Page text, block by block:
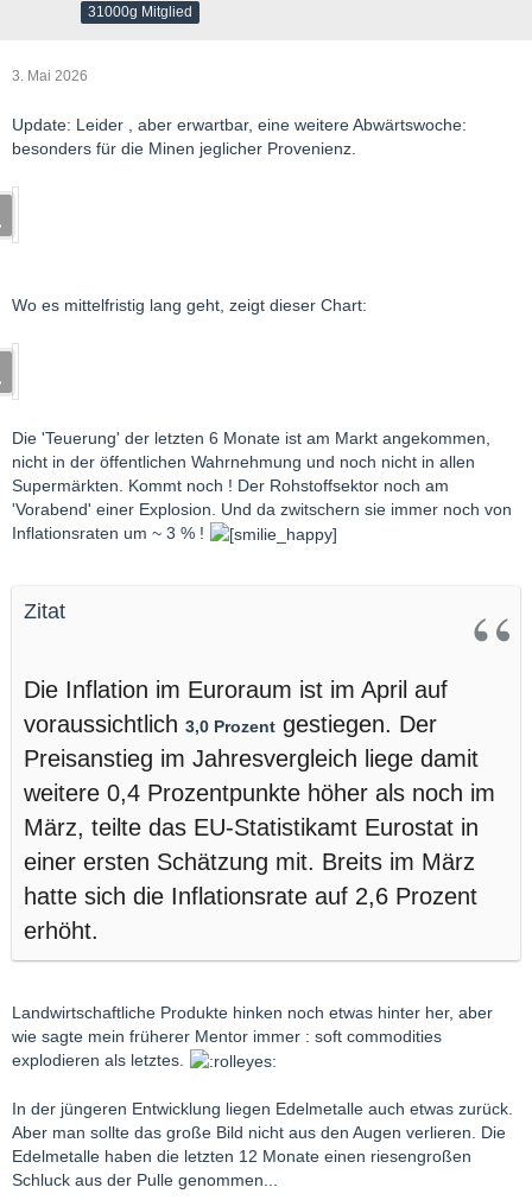
31000g Mitglied
3. Mai 2026
Update: Leider , aber erwartbar, eine weitere Abwärtswoche:
besonders für die Minen jeglicher Provenienz.
Wo es mittelfristig lang geht, zeigt dieser Chart:
Die 'Teuerung' der letzten 6 Monate ist am Markt angekommen,
nicht in der öffentlichen Wahrnehmung und noch nicht in allen
Supermärkten. Kommt noch ! Der Rohstoffsektor noch am
'Vorabend' einer Explosion. Und da zwitschern sie immer noch von
Inflationsraten um ~ 3 % !
Zitat
Die Inflation im Euroraum ist im April auf
voraussichtlich 3,0 Prozent gestiegen. Der
Preisanstieg im Jahresvergleich liege damit
weitere 0,4 Prozentpunkte höher als noch im
März, teilte das EU-Statistikamt Eurostat in
einer ersten Schätzung mit. Breits im März
hatte sich die Inflationsrate auf 2,6 Prozent
erhöht.
Landwirtschaftliche Produkte hinken noch etwas hinter her, aber
wie sagte mein früherer Mentor immer : soft commodities
explodieren als letztes.
In der jüngeren Entwicklung liegen Edelmetalle auch etwas zurück.
Aber man sollte das große Bild nicht aus den Augen verlieren. Die
Edelmetalle haben die letzten 12 Monate einen riesengroßen
Schluck aus der Pulle genommen...